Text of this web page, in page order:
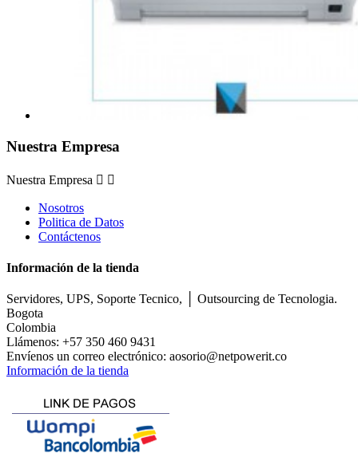
Nuestra Empresa
Nuestra Empresa  
Nosotros
Politica de Datos
Contáctenos
Información de la tienda
Servidores, UPS, Soporte Tecnico, │ Outsourcing de Tecnologia.
Bogota
Colombia
Llámenos: +57 350 460 9431
Envíenos un correo electrónico: aosorio@netpowerit.co
Información de la tienda